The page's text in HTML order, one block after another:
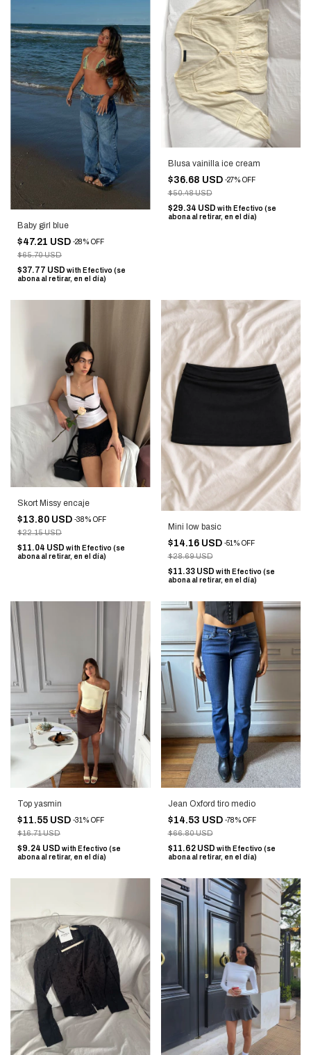
Baby girl blue
$47.21 USD -28% OFF
$65.70 USD
$37.77 USD with Efectivo (se
abona al retirar, en el día)
Blusa vainilla ice cream
$36.68 USD -27% OFF
$50.48 USD
$29.34 USD with Efectivo (se
abona al retirar, en el día)
Skort Missy encaje
$13.80 USD -38% OFF
$22.15 USD
$11.04 USD with Efectivo (se
abona al retirar, en el día)
Mini low basic
$14.16 USD -51 % OFF
$28.69 USD
$11.33 USD with Efectivo (se
abona al retirar, en el día)
Top yasmin
$11.55 USD -31% OFF
$16.71 USD
$9.24 USD with Efectivo (se
abona al retirar, en el día)
Jean Oxford tiro medio
$14.53 USD -78% OFF
$66.80 USD
$11.62 USD with Efectivo (se
abona al retirar, en el día)